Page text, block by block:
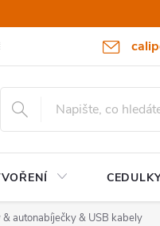
poukazy Hodnocení
autonabíječky & USB kabely